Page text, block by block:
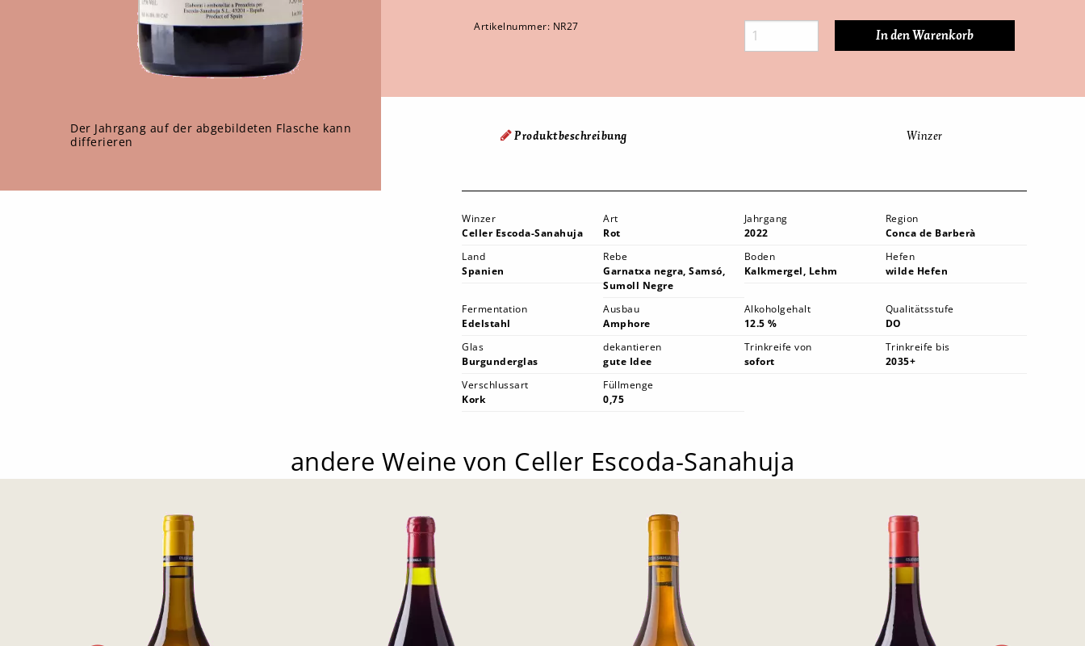
Der Jahrgang auf der abgebildeten Flasche kann
differieren
Artikelnummer: NR27
Produktbeschreibung Winzer
Winzer
Celler Escoda-Sanahuja
Art
Rot
Jahrgang
2022
Region
Conca de Barberà
Land
Spanien
Rebe
Garnatxa negra, Samsó,
Sumoll Negre
Boden
Kalkmergel, Lehm
Hefen
wilde Hefen
Fermentation
Edelstahl
Ausbau
Amphore
Alkoholgehalt
12.5 %
Qualitätsstufe
DO
Glas
Burgunderglas
dekantieren
gute Idee
Trinkreife von
sofort
Trinkreife bis
2035+
Verschlussart
Kork
Füllmenge
0,75
andere Weine von Celler Escoda-Sanahuja